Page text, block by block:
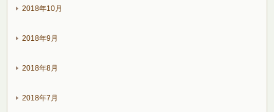
2018年10月
2018年9月
2018年8月
2018年7月